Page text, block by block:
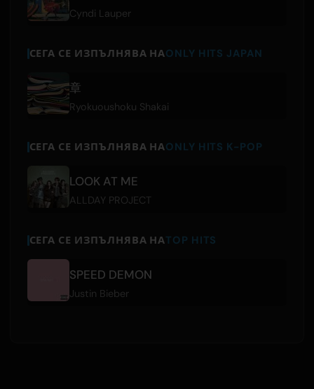
Cyndi Lauper
СЕГА СЕ ИЗПЪЛНЯВА НАONLY HITS JAPAN
章
Ryokuoushoku Shakai
СЕГА СЕ ИЗПЪЛНЯВА НАONLY HITS K-POP
LOOK AT ME
ALLDAY PROJECT
СЕГА СЕ ИЗПЪЛНЯВА НАTOP HITS
SPEED DEMON
Justin Bieber